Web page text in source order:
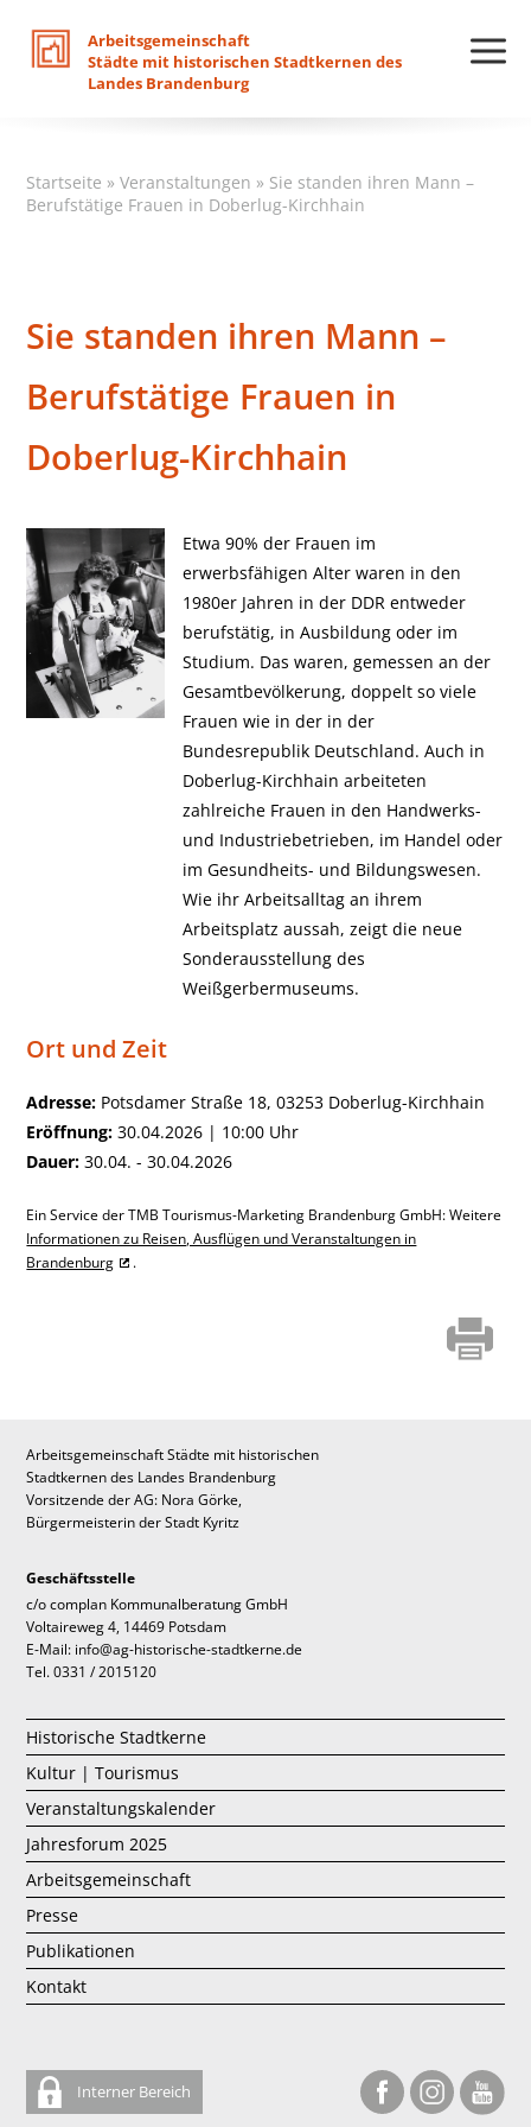
Arbeitsgemeinschaft
Städte mit historischen Stadtkernen des
Landes Brandenburg
Startseite »Veranstaltungen » Sie standen ihren Mann –
Berufstätige Frauen in Doberlug-Kirchhain
Sie standen ihren Mann –
Berufstätige Frauen in
Doberlug-Kirchhain
Etwa 90% der Frauen im
erwerbsfähigen Alter waren in den
1980er Jahren in der DDR entweder
berufstätig, in Ausbildung oder im
Studium. Das waren, gemessen an der
Gesamtbevölkerung, doppelt so viele
Frauen wie in der in der
Bundesrepublik Deutschland. Auch in
Doberlug-Kirchhain arbeiteten
zahlreiche Frauen in den Handwerks-
und Industriebetrieben, im Handel oder
im Gesundheits- und Bildungswesen.
Wie ihr Arbeitsalltag an ihrem
Arbeitsplatz aussah, zeigt die neue
Sonderausstellung des
Weißgerbermuseums.
Ort und Zeit
Adresse: Potsdamer Straße 18, 03253 Doberlug-Kirchhain
Eröffnung: 30.04.2026 | 10:00 Uhr
Dauer: 30.04. - 30.04.2026
Ein Service der TMB Tourismus-Marketing Brandenburg GmbH: Weitere
Informationen zu Reisen, Ausflügen und Veranstaltungen in
Brandenburg
.
Arbeitsgemeinschaft Städte mit historischen
Stadtkernen des Landes Brandenburg
Vorsitzende der AG: Nora Görke,
Bürgermeisterin der Stadt Kyritz
Geschäftsstelle
c/o complan Kommunalberatung GmbH
Voltaireweg 4, 14469 Potsdam
E-Mail: info@ag-historische-stadtkerne.de
Tel. 0331 / 2015120
Historische Stadtkerne
Kultur | Tourismus
Veranstaltungskalender
Jahresforum 2025
Arbeitsgemeinschaft
Presse
Publikationen
Kontakt
Interner Bereich